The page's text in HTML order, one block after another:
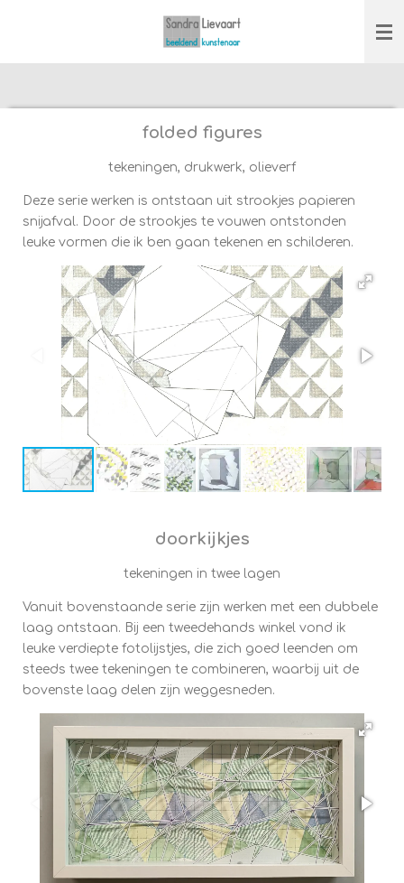
folded figures
tekeningen, drukwerk, olieverf
Deze serie werken is ontstaan uit strookjes papieren
snijafval. Door de strookjes te vouwen ontstonden
leuke vormen die ik ben gaan tekenen en schilderen.
doorkijkjes
tekeningen in twee lagen
Vanuit bovenstaande serie zijn werken met een dubbele
laag ontstaan. Bij een tweedehands winkel vond ik
leuke verdiepte fotolijstjes, die zich goed leenden om
steeds twee tekeningen te combineren, waarbij uit de
bovenste laag delen zijn weggesneden.